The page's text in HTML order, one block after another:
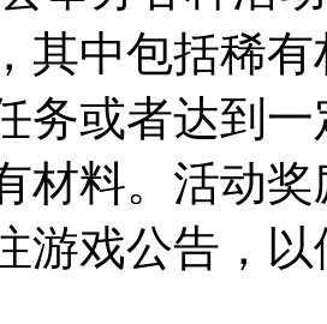
其中包括稀
务或者达到
材料。活动
游戏公告，